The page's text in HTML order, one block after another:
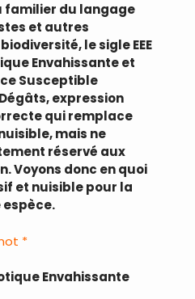
familier du langage
et autres
le sigle EEE
Envahissante et
Susceptible
expression
qui remplace
mais ne
réservé aux
Voyons donc en quoi
et nuisible pour la
*
Envahissante